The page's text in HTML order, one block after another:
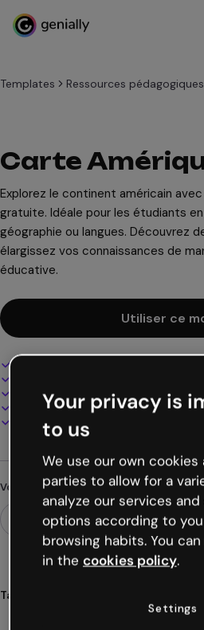
Templates Ressources pédagogiques
Carte
Explorez le continent américain
gratuite. Idéale pour les étudiants
géographie ou langues. Découvrez
élargissez vos connaissances de
éducative.
Utiliser ce
Ajoutez audio, vidéo et multimédia
Présentez, partagez ou publiez en
Téléchargez en PDF, MP4 et autres
Vous cherchez autre chose ?
Tags
géographie
Your privacy is
to us
We use our own
parties to allow for a
analyze our services
options according to
browsing habits. You
in the cookies policy.
Settings